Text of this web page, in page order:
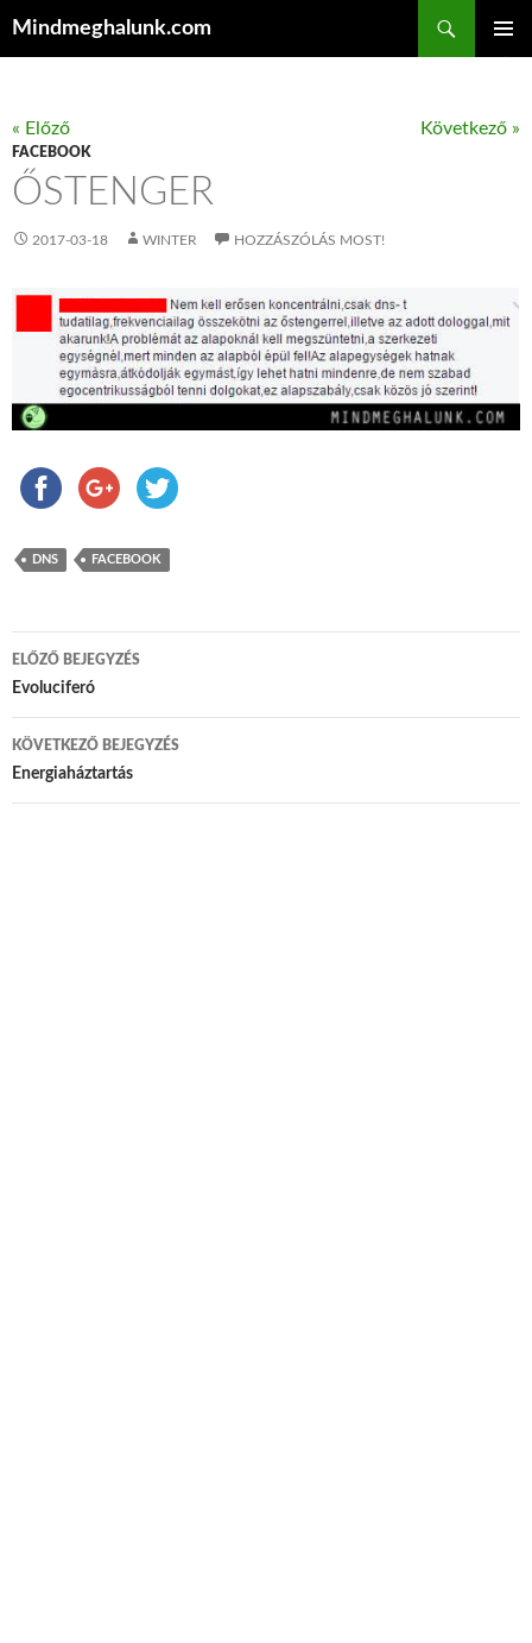
Mindmeghalunk.com
« Előző Következő »
FACEBOOK
ŐSTENGER
2017-03-18 WINTER HOZZÁSZÓLÁS MOST!
DNS FACEBOOK
Bejegyzés navigáció
ELŐZŐ BEJEGYZÉS
Evoluciferó
KÖVETKEZŐ BEJEGYZÉS
Energiaháztartás